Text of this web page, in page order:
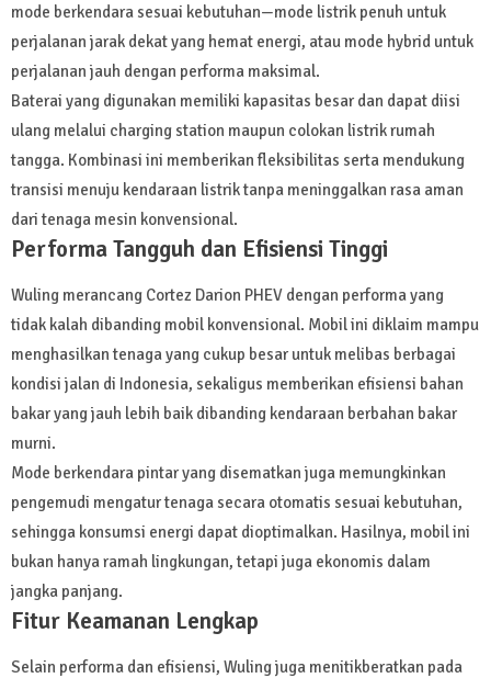
mode berkendara sesuai kebutuhan—mode listrik penuh untuk
perjalanan jarak dekat yang hemat energi, atau mode hybrid untuk
perjalanan jauh dengan performa maksimal.
Baterai yang digunakan memiliki kapasitas besar dan dapat diisi
ulang melalui charging station maupun colokan listrik rumah
tangga. Kombinasi ini memberikan fleksibilitas serta mendukung
transisi menuju kendaraan listrik tanpa meninggalkan rasa aman
dari tenaga mesin konvensional.
Performa Tangguh dan Efisiensi Tinggi
Wuling merancang Cortez Darion PHEV dengan performa yang
tidak kalah dibanding mobil konvensional. Mobil ini diklaim mampu
menghasilkan tenaga yang cukup besar untuk melibas berbagai
kondisi jalan di Indonesia, sekaligus memberikan efisiensi bahan
bakar yang jauh lebih baik dibanding kendaraan berbahan bakar
murni.
Mode berkendara pintar yang disematkan juga memungkinkan
pengemudi mengatur tenaga secara otomatis sesuai kebutuhan,
sehingga konsumsi energi dapat dioptimalkan. Hasilnya, mobil ini
bukan hanya ramah lingkungan, tetapi juga ekonomis dalam
jangka panjang.
Fitur Keamanan Lengkap
Selain performa dan efisiensi, Wuling juga menitikberatkan pada